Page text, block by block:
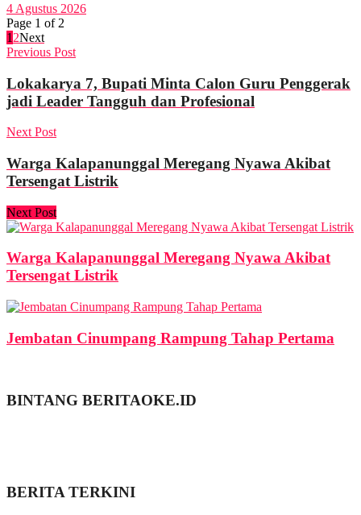
4 Agustus 2026
Page 1 of 2
1 2Next
Previous Post
Lokakarya 7, Bupati Minta Calon Guru Penggerak
jadi Leader Tangguh dan Profesional
Next Post
Warga Kalapanunggal Meregang Nyawa Akibat
Tersengat Listrik
Next Post
Warga Kalapanunggal Meregang Nyawa Akibat
Tersengat Listrik
Jembatan Cinumpang Rampung Tahap Pertama
BINTANG BERITAOKE.ID
BERITA TERKINI